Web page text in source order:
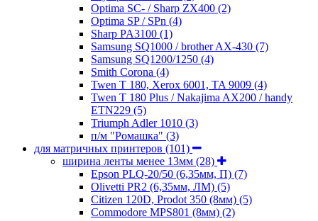
Optima SC- / Sharp ZX400 (2)
Optima SP / SPn (4)
Sharp PA3100 (1)
Samsung SQ1000 / brother AX-430 (7)
Samsung SQ1200/1250 (4)
Smith Corona (4)
Twen T 180, Xerox 6001, TA 9009 (4)
Twen T 180 Plus / Nakajima AX200 / handy
ETN229 (5)
Triumph Adler 1010 (3)
п/м "Ромашка" (3)
для матричных принтеров (101)
ширина ленты менее 13мм (28)
Epson PLQ-20/50 (6,35мм, П) (7)
Olivetti PR2 (6,35мм, ЛМ) (5)
Citizen 120D, Prodot 350 (8мм) (5)
Commodore MPS801 (8мм) (2)